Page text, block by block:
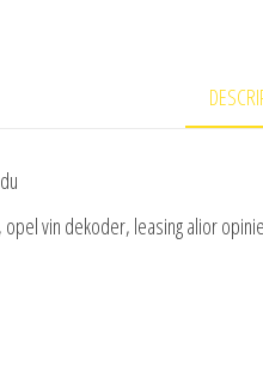
vin dekoder, leasing alior opinie